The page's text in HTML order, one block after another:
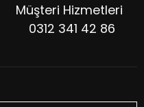
Müşteri Hizmetleri
0312 341 42 86